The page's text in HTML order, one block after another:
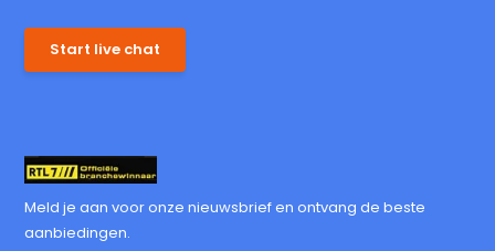
Start live chat
Meld je aan voor onze nieuwsbrief en ontvang de beste
aanbiedingen.